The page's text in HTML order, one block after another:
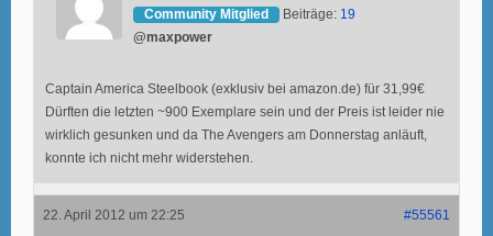
Community Mitglied
Beiträge: 19
@maxpower
Captain America Steelbook (exklusiv bei amazon.de) für 31,99€
Dürften die letzten ~900 Exemplare sein und der Preis ist leider nie
wirklich gesunken und da The Avengers am Donnerstag anläuft,
konnte ich nicht mehr widerstehen.
22. April 2012 um 22:25 #55561